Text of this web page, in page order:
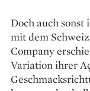
Doch auch
mit dem
Company
Variation ihrer